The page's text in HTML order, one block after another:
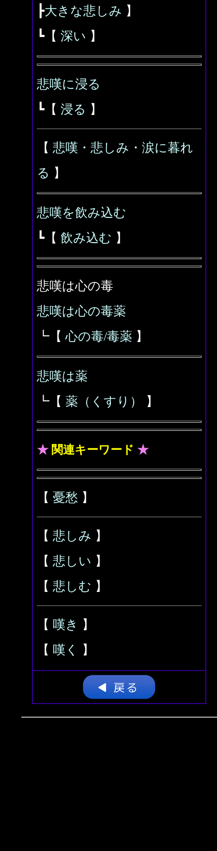
┣大きな悲しみ 】
┗【 深い 】
悲嘆に浸る
┗【 浸る 】
【 悲嘆・悲しみ・涙に暮れ
る 】
悲嘆を飲み込む
┗【 飲み込む 】
悲嘆は心の毒
悲嘆は心の毒薬
┗【心の毒/毒薬 】
悲嘆は薬
┗【 薬（くすり） 】
★ 関連キーワード ★
【 憂愁 】
【 悲しみ 】
【 悲しい 】
【 悲しむ 】
【 嘆き
】
【 嘆く 】